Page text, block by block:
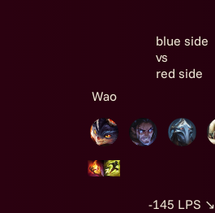
blue side
vs
red side
Wao
-145 LPS ↘